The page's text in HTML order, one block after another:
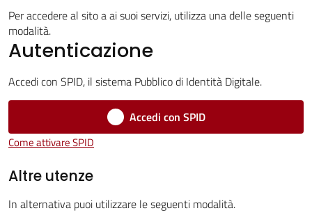
Vivere
Castel
Guelfo
online
Per accedere al sito a ai suoi servizi, utilizza una delle seguenti
modalità.
Autenticazione
Accedi con SPID, il sistema Pubblico di Identità Digitale.
Accedi con SPID
Come attivare SPID
Altre utenze
In alternativa puoi utilizzare le seguenti modalità.